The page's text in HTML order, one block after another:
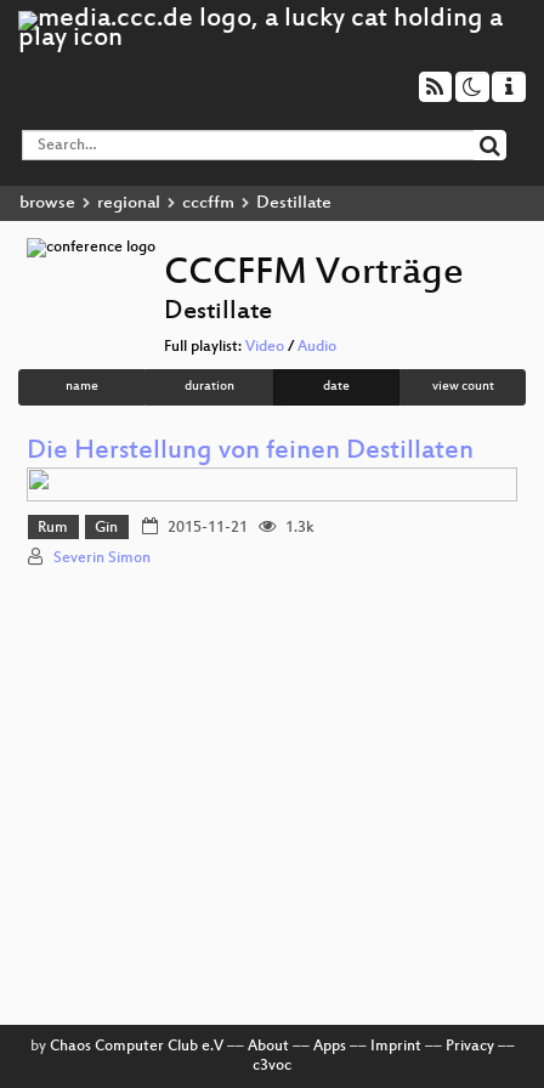
browse regional cccffm Destillate
CCCFFM Vorträge
Destillate
Full playlist: Video / Audio
name duration date view count
Die Herstellung von feinen Destillaten
Rum Gin 2015-11-21
1.3k
Severin Simon
by Chaos Computer Club e.V–– About–– Apps–– Imprint–– Privacy––
c3voc